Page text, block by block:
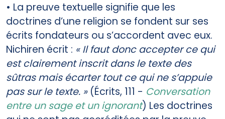
• La preuve textuelle signifie que les
doctrines d’une religion se fondent sur ses
écrits fondateurs ou s’accordent avec eux.
Nichiren écrit : « Il faut donc accepter ce qui
est clairement inscrit dans le texte des
sûtras mais écarter tout ce qui ne s’appuie
pas sur le texte. »(Écrits, 111 - Conversation
entre un sage et un ignorant) Les doctrines